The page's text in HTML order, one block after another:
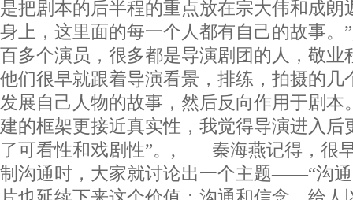
是把剧本的后半程的重点放在宗大伟和成朗
身上，这里面的每一个人都有自己的故事
百多个演员，很多都是导演剧团的人，敬业
他们很早就跟着导演看景，排练，拍摄的几
发展自己人物的故事，然后反向作用于剧本
建的框架更接近真实性，我觉得导演进入后
了可看性和戏剧性”。, 秦海燕记得，很
制沟通时，大家就讨论出一个主题——“沟